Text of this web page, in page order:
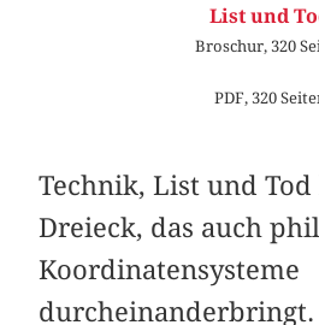
List und
Broschur, 320
PDF, 320
Technik, List und
Dreieck, das auch
Koordinatensysteme